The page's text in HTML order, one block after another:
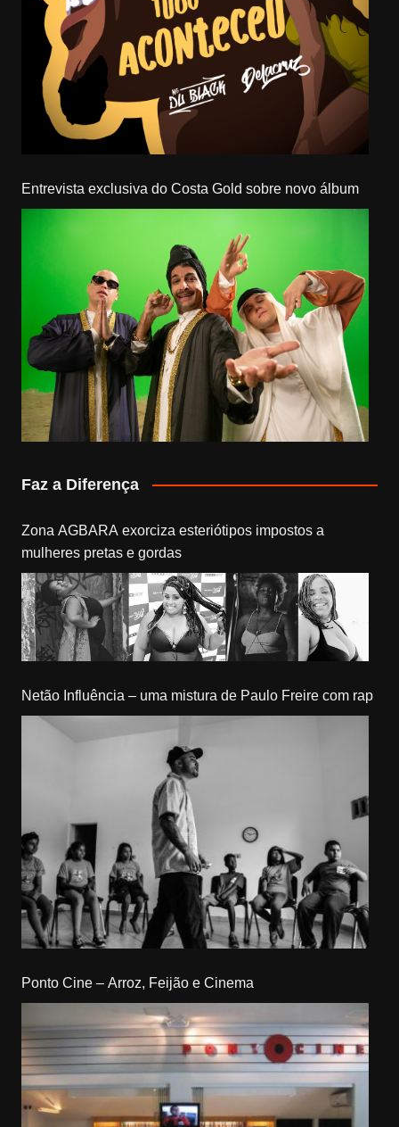
Entrevista exclusiva do Costa Gold sobre novo álbum
Faz a Diferença
Zona AGBARA exorciza esteriótipos impostos a
mulheres pretas e gordas
Netão Influência – uma mistura de Paulo Freire com rap
Ponto Cine – Arroz, Feijão e Cinema